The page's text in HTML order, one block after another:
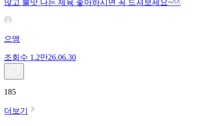
많고 불맛 나는 제육 좋아하시면 꼭 드셔보세요~^^
으앵
조회수 1.2만26.06.30
185
더보기